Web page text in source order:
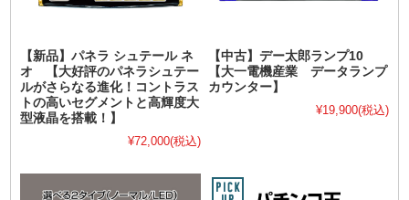
【新品】パネラ シュテール ネ
オ 【大好評のパネラシュテー
ルがさらなる進化！コントラス
トの高いセグメントと高輝度大
型液晶を搭載！】
¥72,000(税込)
【中古】デー太郎ランプ10
【大一電機産業 データランプ
カウンター】
¥19,900(税込)